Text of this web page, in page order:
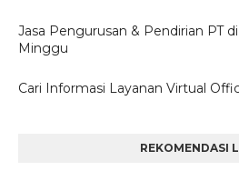
Jasa Pengurusan & Pendirian PT
Minggu
Cari Informasi Layanan Virtual
REKOMENDASI